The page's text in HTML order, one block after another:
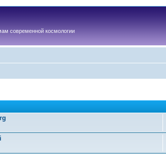
современной космологии